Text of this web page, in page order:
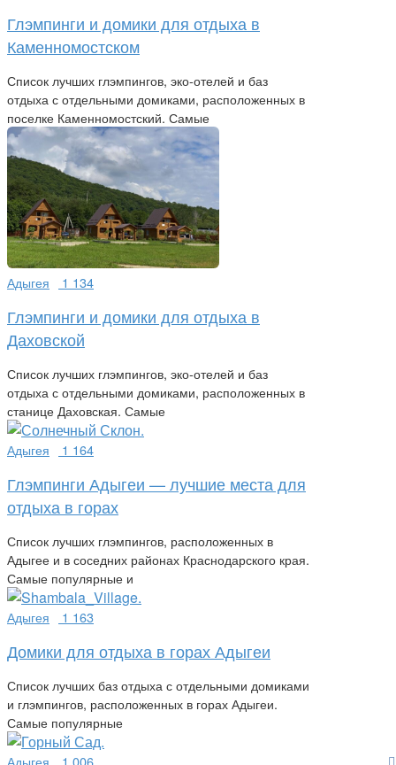
Глэмпинги и домики для отдыха в
Каменномостском
Список лучших глэмпингов, эко-отелей и баз
отдыха с отдельными домиками, расположенных в
поселке Каменномостский. Самые
Адыгея 1 134
Глэмпинги и домики для отдыха в
Даховской
Список лучших глэмпингов, эко-отелей и баз
отдыха с отдельными домиками, расположенных в
станице Даховская. Самые
Адыгея 1 164
Глэмпинги Адыгеи — лучшие места для
отдыха в горах
Список лучших глэмпингов, расположенных в
Адыгее и в соседних районах Краснодарского края.
Самые популярные и
Адыгея 1 163
Домики для отдыха в горах Адыгеи
Список лучших баз отдыха с отдельными домиками
и глэмпингов, расположенных в горах Адыгеи.
Самые популярные
Адыгея 1 006